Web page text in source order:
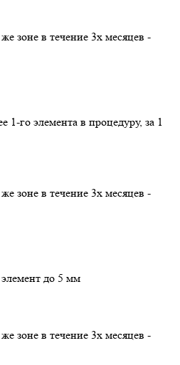
зоне в течение 3х месяцев -
1-го элемента в процедуру, за 1
зоне в течение 3х месяцев -
до 5 мм
зоне в течение 3х месяцев -